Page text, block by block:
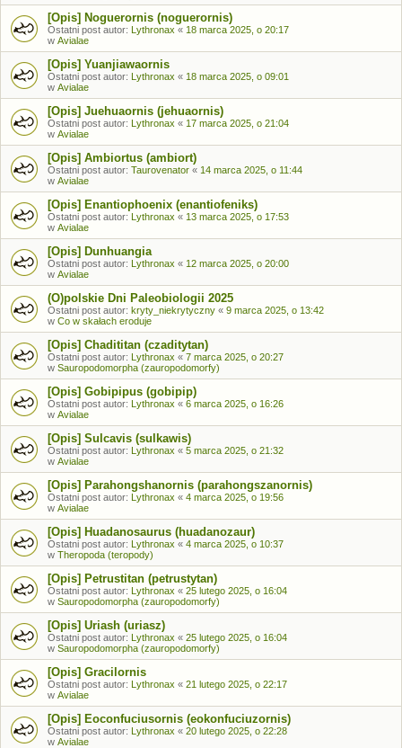
[Opis] Noguerornis (noguerornis)
Ostatni post autor: Lythronax « 18 marca 2025, o 20:17
w Avialae
[Opis] Yuanjiawaornis
Ostatni post autor: Lythronax « 18 marca 2025, o 09:01
w Avialae
[Opis] Juehuaornis (jehuaornis)
Ostatni post autor: Lythronax « 17 marca 2025, o 21:04
w Avialae
[Opis] Ambiortus (ambiort)
Ostatni post autor: Taurovenator « 14 marca 2025, o 11:44
w Avialae
[Opis] Enantiophoenix (enantiofeniks)
Ostatni post autor: Lythronax « 13 marca 2025, o 17:53
w Avialae
[Opis] Dunhuangia
Ostatni post autor: Lythronax « 12 marca 2025, o 20:00
w Avialae
(O)polskie Dni Paleobiologii 2025
Ostatni post autor: kryty_niekrytyczny « 9 marca 2025, o 13:42
w Co w skałach eroduje
[Opis] Chadititan (czaditytan)
Ostatni post autor: Lythronax « 7 marca 2025, o 20:27
w Sauropodomorpha (zauropodomorfy)
[Opis] Gobipipus (gobipip)
Ostatni post autor: Lythronax « 6 marca 2025, o 16:26
w Avialae
[Opis] Sulcavis (sulkawis)
Ostatni post autor: Lythronax « 5 marca 2025, o 21:32
w Avialae
[Opis] Parahongshanornis (parahongszanornis)
Ostatni post autor: Lythronax « 4 marca 2025, o 19:56
w Avialae
[Opis] Huadanosaurus (huadanozaur)
Ostatni post autor: Lythronax « 4 marca 2025, o 10:37
w Theropoda (teropody)
[Opis] Petrustitan (petrustytan)
Ostatni post autor: Lythronax « 25 lutego 2025, o 16:04
w Sauropodomorpha (zauropodomorfy)
[Opis] Uriash (uriasz)
Ostatni post autor: Lythronax « 25 lutego 2025, o 16:04
w Sauropodomorpha (zauropodomorfy)
[Opis] Gracilornis
Ostatni post autor: Lythronax « 21 lutego 2025, o 22:17
w Avialae
[Opis] Eoconfuciusornis (eokonfuciuzornis)
Ostatni post autor: Lythronax « 20 lutego 2025, o 22:28
w Avialae